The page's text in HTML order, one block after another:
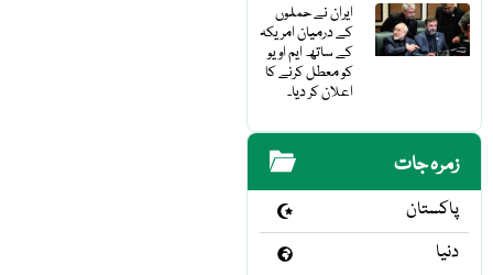
ایران نے حملوں
کے درمیان امریکہ
کے ساتھ ایم او یو
کو معطل کرنے کا
اعلان کر دیا۔
زمرہ جات
پاکستان
دنیا